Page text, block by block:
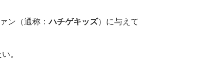
ン（通称：ハチゲキッズ）に与えて
。